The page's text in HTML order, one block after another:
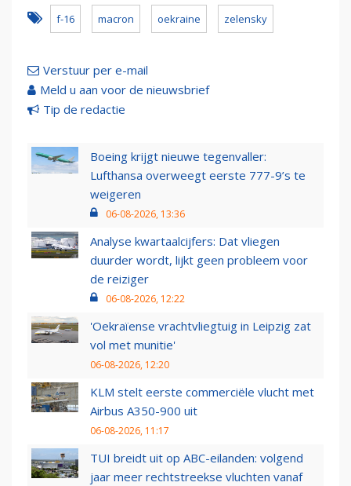
f-16 macron oekraine zelensky
Verstuur per e-mail
Meld u aan voor de nieuwsbrief
Tip de redactie
Boeing krijgt nieuwe tegenvaller:
Lufthansa overweegt eerste 777-9’s te
weigeren
06-08-2026, 13:36
Analyse kwartaalcijfers: Dat vliegen
duurder wordt, lijkt geen probleem voor
de reiziger
06-08-2026, 12:22
'Oekraïense vrachtvliegtuig in Leipzig zat
vol met munitie'
06-08-2026, 12:20
KLM stelt eerste commerciële vlucht met
Airbus A350-900 uit
06-08-2026, 11:17
TUI breidt uit op ABC-eilanden: volgend
jaar meer rechtstreekse vluchten vanaf